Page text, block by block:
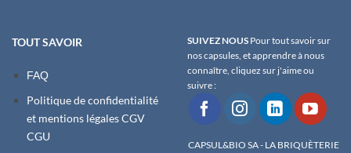
TOUT SAVOIR
FAQ
Politique de confidentialité
et mentions légalesCGV
CGU
SUIVEZ NOUS Pour tout savoir sur
nos capsules, et apprendre à nous
connaître, cliquez sur j'aime ou
suivre :
CAPSUL&BIO SA - LA BRIQUÈTERIE